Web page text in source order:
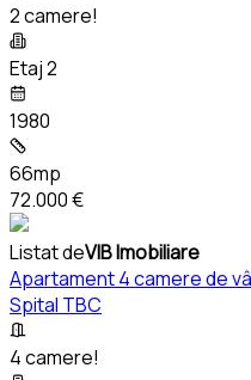
2 camere!
Etaj 2
1980
66mp
72.000 €
Listat deVIB Imobiliare
Apartament 4 camere de
Spital TBC
4 camere!